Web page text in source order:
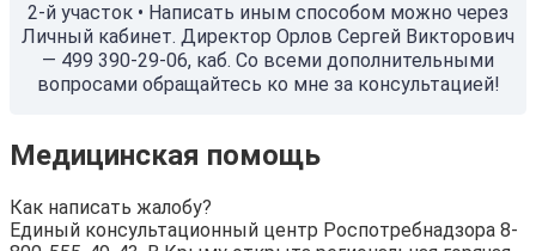
2-й участок • Написать иным способом можно через
Личный кабинет. Директор Орлов Сергей Викторович
— 499 390-29-06, каб. Со всеми дополнительными
вопросами обращайтесь ко мне за консультацией!
Медицинская помощь
Как написать жалобу?
Единый консультационный центр Роспотребнадзора 8-